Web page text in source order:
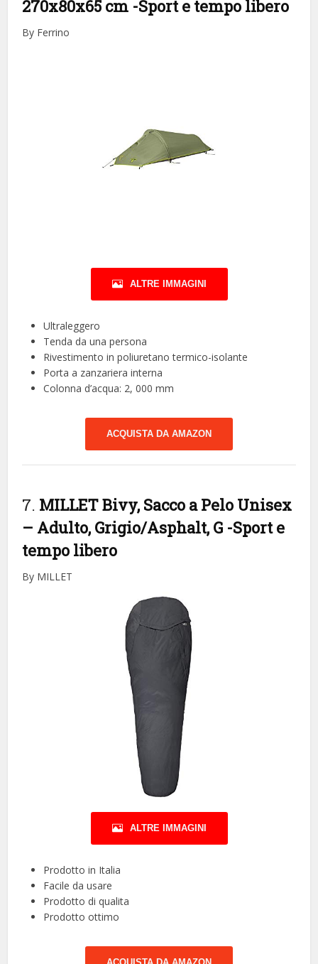
270x80x65 cm -Sport e tempo libero
By Ferrino
ALTRE IMMAGINI
Ultraleggero
Tenda da una persona
Rivestimento in poliuretano termico-isolante
Porta a zanzariera interna
Colonna d’acqua: 2, 000 mm
ACQUISTA DA AMAZON
7. MILLET Bivy, Sacco a Pelo Unisex
– Adulto, Grigio/Asphalt, G -Sport e
tempo libero
By MILLET
ALTRE IMMAGINI
Prodotto in Italia
Facile da usare
Prodotto di qualita
Prodotto ottimo